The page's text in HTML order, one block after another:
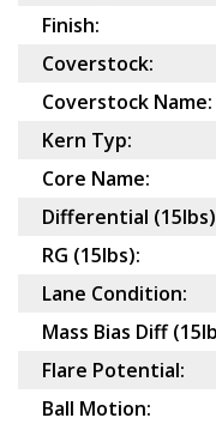
Finish:
Coverstock:
Coverstock Name:
Kern Typ:
Core Name:
Differential
RG (15lbs):
Lane Condition:
Mass Bias Diff
Flare Potential:
Ball Motion: